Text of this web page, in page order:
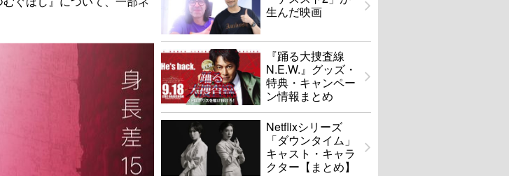
生んだ映画
『踊る大捜査線
N.E.W.』グッズ・
特典・キャンペー
ン情報まとめ
Netflixシリーズ
「ダウンタイム」
キャスト・キャラ
クター【まとめ】